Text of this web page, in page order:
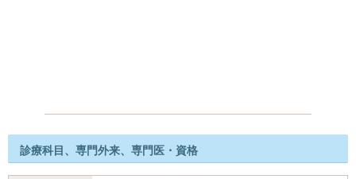
診療科目、専門外来、専門医・資格